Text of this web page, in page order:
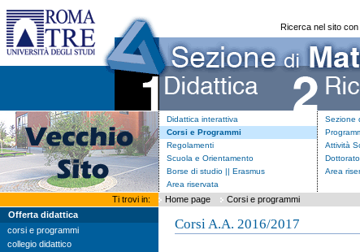
Ricerca nel sito con
Didattica interattiva
Corsi e Programmi
Regolamenti
Scuola e Orientamento
Borse di studio || Erasmus
Area riservata
Sezione
Attività
Dottorato
Area
Ti trovi in: Home page
Corsi e programmi
Offerta didattica
corsi e programmi
collegio didattico
Corsi A.A. 2016/2017